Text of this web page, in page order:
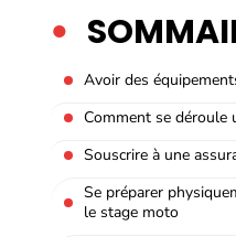
Avoir des
Comment se déroule
Souscrire à une
Se préparer
le stage moto